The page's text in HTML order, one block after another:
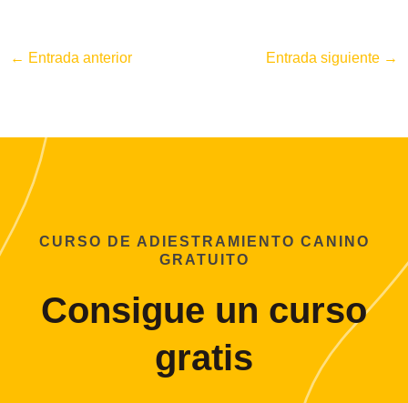
← Entrada anterior Entrada siguiente →
CURSO DE ADIESTRAMIENTO CANINO
GRATUITO
Consigue un curso
gratis